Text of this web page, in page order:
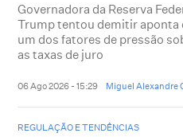
Governadora da Reserva
Trump tentou demitir aponta
um dos fatores de pressão
as taxas de juro
06 Ago 2026 - 15:29 Miguel Alexandre
REGULAÇÃO E TENDÊNCIAS